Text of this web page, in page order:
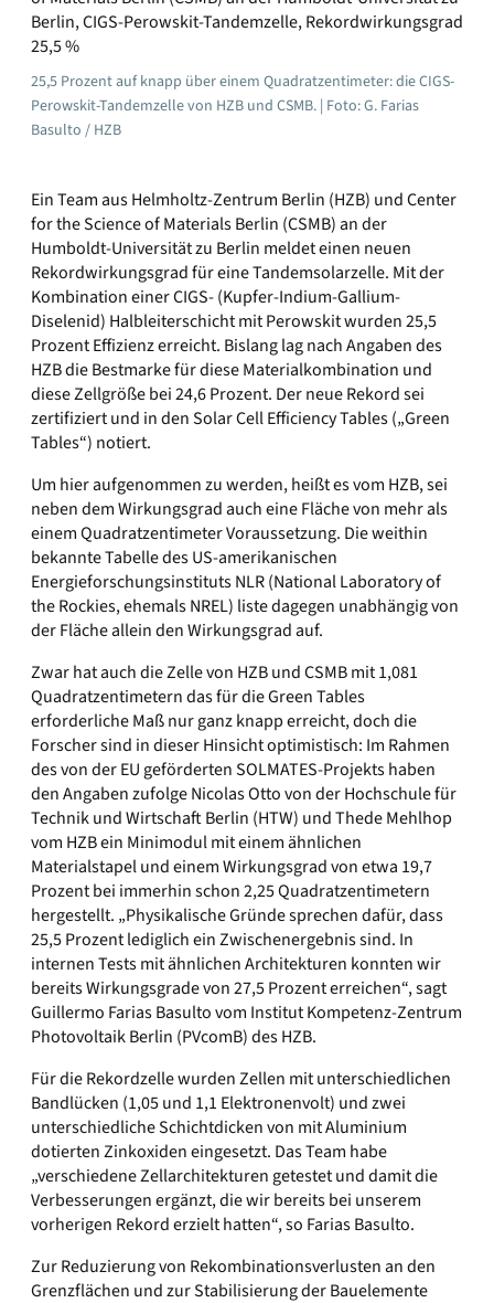
25,5 Prozent auf knapp über einem Quadratzentimeter: die CIGS-
Perowskit-Tandemzelle von HZB und CSMB. | Foto: G. Farias
Basulto / HZB
Ein Team aus Helmholtz-Zentrum Berlin (HZB) und Center
for the Science of Materials Berlin (CSMB) an der
Humboldt-Universität zu Berlin meldet einen neuen
Rekordwirkungsgrad für eine Tandemsolarzelle. Mit der
Kombination einer CIGS- (Kupfer-Indium-Gallium-
Diselenid) Halbleiterschicht mit Perowskit wurden 25,5
Prozent Effizienz erreicht. Bislang lag nach Angaben des
HZB die Bestmarke für diese Materialkombination und
diese Zellgröße bei 24,6 Prozent. Der neue Rekord sei
zertifiziert und in den Solar Cell Efficiency Tables („Green
Tables“) notiert.
Um hier aufgenommen zu werden, heißt es vom HZB, sei
neben dem Wirkungsgrad auch eine Fläche von mehr als
einem Quadratzentimeter Voraussetzung. Die weithin
bekannte Tabelle des US-amerikanischen
Energieforschungsinstituts NLR (National Laboratory of
the Rockies, ehemals NREL) liste dagegen unabhängig von
der Fläche allein den Wirkungsgrad auf.
Zwar hat auch die Zelle von HZB und CSMB mit 1,081
Quadratzentimetern das für die Green Tables
erforderliche Maß nur ganz knapp erreicht, doch die
Forscher sind in dieser Hinsicht optimistisch: Im Rahmen
des von der EU geförderten SOLMATES-Projekts haben
den Angaben zufolge Nicolas Otto von der Hochschule für
Technik und Wirtschaft Berlin (HTW) und Thede Mehlhop
vom HZB ein Minimodul mit einem ähnlichen
Materialstapel und einem Wirkungsgrad von etwa 19,7
Prozent bei immerhin schon 2,25 Quadratzentimetern
hergestellt. „Physikalische Gründe sprechen dafür, dass
25,5 Prozent lediglich ein Zwischenergebnis sind. In
internen Tests mit ähnlichen Architekturen konnten wir
bereits Wirkungsgrade von 27,5 Prozent erreichen“, sagt
Guillermo Farias Basulto vom Institut Kompetenz-Zentrum
Photovoltaik Berlin (PVcomB) des HZB.
Für die Rekordzelle wurden Zellen mit unterschiedlichen
Bandlücken (1,05 und 1,1 Elektronenvolt) und zwei
unterschiedliche Schichtdicken von mit Aluminium
dotierten Zinkoxiden eingesetzt. Das Team habe
„verschiedene Zellarchitekturen getestet und damit die
Verbesserungen ergänzt, die wir bereits bei unserem
vorherigen Rekord erzielt hatten“, so Farias Basulto.
Zur Reduzierung von Rekombinationsverlusten an den
Grenzflächen und zur Stabilisierung der Bauelemente